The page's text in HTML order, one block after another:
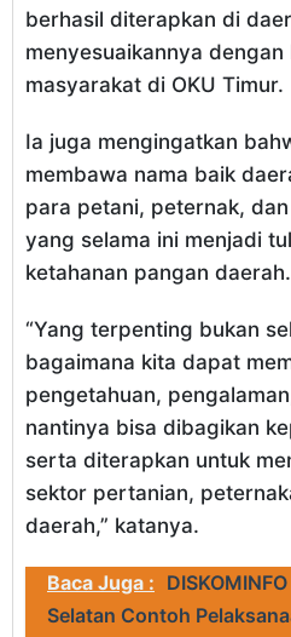
berhasil diterapkan di
menyesuaikannya
masyarakat di OKU Timur.
Ia juga mengingatkan
membawa nama baik
para petani, peternak,
yang selama ini menjadi
ketahanan pangan daerah.
“Yang terpenting bukan
bagaimana kita dapat
pengetahuan,
nantinya bisa dibagikan
serta diterapkan untuk
sektor pertanian,
daerah,” katanya.
Baca Juga :
Selatan Contoh